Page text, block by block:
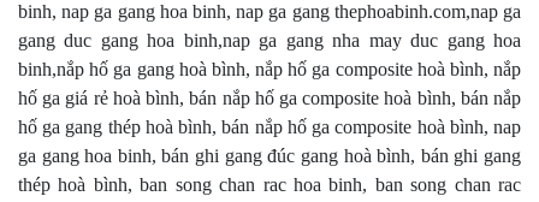
binh, nap ga gang hoa binh, nap ga gang thephoabinh.com,nap ga
gang duc gang hoa binh,nap ga gang nha may duc gang hoa
binh,nắp hố ga gang hoà bình, nắp hố ga composite hoà bình, nắp
hố ga giá rẻ hoà bình, bán nắp hố ga composite hoà bình, bán nắp
hố ga gang thép hoà bình, bán nắp hố ga composite hoà bình, nap
ga gang hoa binh, bán ghi gang đúc gang hoà bình, bán ghi gang
thép hoà bình, ban song chan rac hoa binh, ban song chan rac